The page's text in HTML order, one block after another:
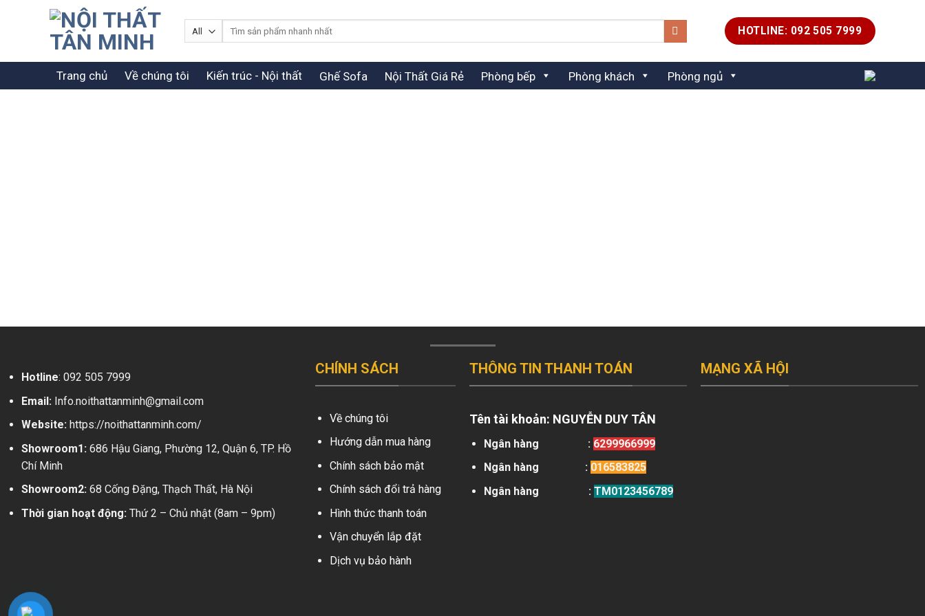
HOTLINE: 092 505 7999
Trang chủ Về chúng tôi Kiến trúc - Nội thất Ghế Sofa Nội Thất Giá Rẻ Phòng bếp Phòng khách Phòng ngủ
Hotline: 092 505 7999
Email: Info.noithattanminh@gmail.com
Website: https://noithattanminh.com/
Showroom1: 686 Hậu Giang, Phường 12, Quận 6, TP. Hồ
Chí Minh
Showroom2: 68 Cống Đặng, Thạch Thất, Hà Nội
Thời gian hoạt động: Thứ 2 – Chủ nhật (8am – 9pm)
CHÍNH SÁCH
Về chúng tôi
Hướng dẫn mua hàng
Chính sách bảo mật
Chính sách đổi trả hàng
Hình thức thanh toán
Vận chuyển lắp đặt
Dịch vụ bảo hành
THÔNG TIN THANH TOÁN
Tên tài khoản: NGUYỄN DUY TÂN
Ngân hàng : 6299966999
Ngân hàng
: 016583825
Ngân hàng
: TM0123456789
MẠNG XÃ HỘI